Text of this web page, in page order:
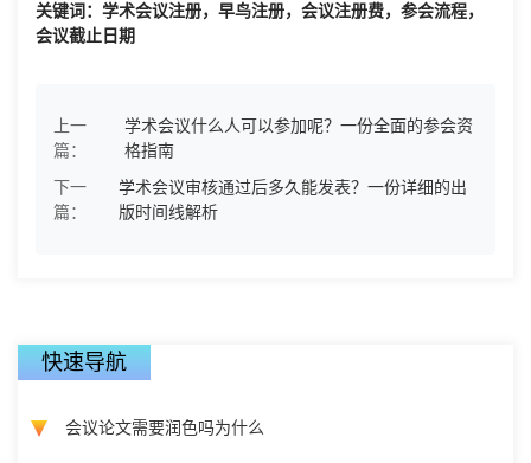
关键词：学术会议注册，早鸟注册，会议注册费，参会流程，
会议截止日期
上一
篇：
学术会议什么人可以参加呢？一份全面的参会资
格指南
下一
篇：
学术会议审核通过后多久能发表？一份详细的出
版时间线解析
快速导航
会议论文需要润色吗为什么